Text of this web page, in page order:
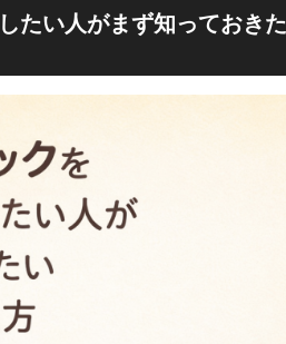
たい人がまず知っておき